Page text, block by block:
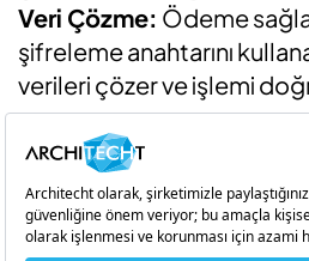
Veri Çözme: Ödeme
şifreleme anahtarını
verileri çözer ve işlemi
AES’in Gücü:
AES’in simetrik yapısı ve
uzunluğu, kırılması
güvenlik sağlar.